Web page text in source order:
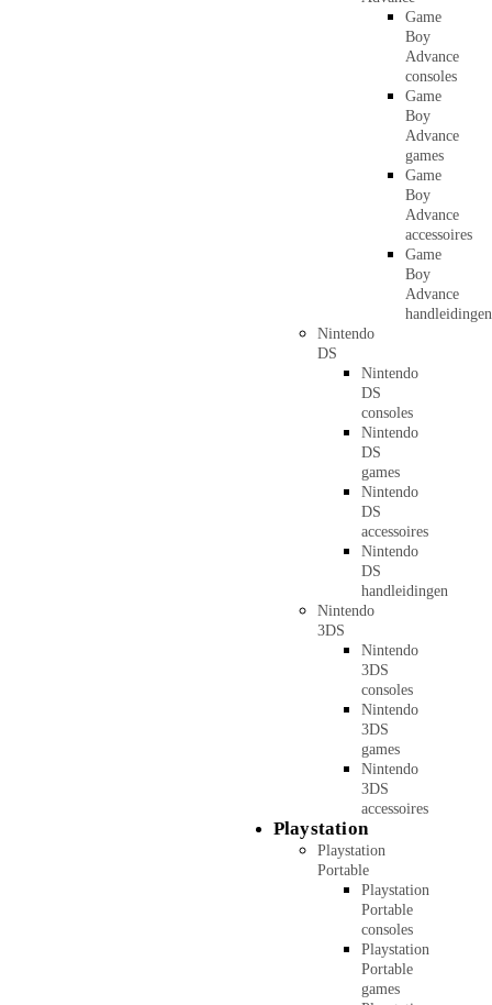
Game
Boy
Advance
consoles
Game
Boy
Advance
games
Game
Boy
Advance
accessoires
Game
Boy
Advance
handleidingen
Nintendo
DS
Nintendo
DS
consoles
Nintendo
DS
games
Nintendo
DS
accessoires
Nintendo
DS
handleidingen
Nintendo
3DS
Nintendo
3DS
consoles
Nintendo
3DS
games
Nintendo
3DS
accessoires
Playstation
Playstation
Portable
Playstation
Portable
consoles
Playstation
Portable
games